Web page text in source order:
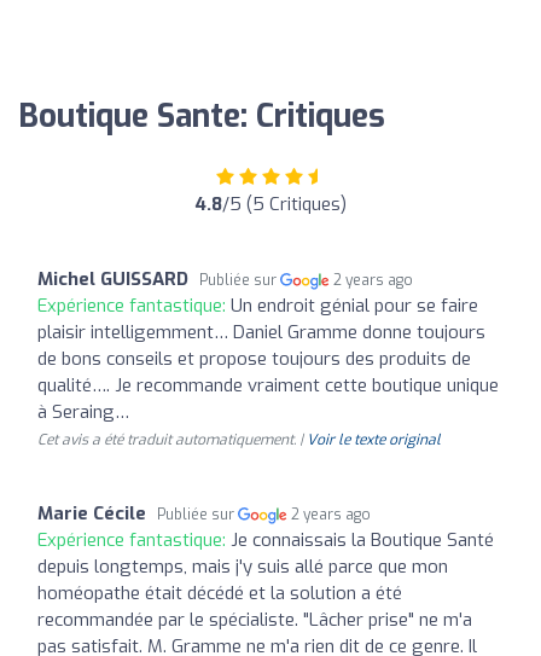
Boutique Sante: Critiques
4.8/5 (5 Critiques)
Michel GUISSARD Publiée sur 2 years ago
Expérience fantastique: Un endroit génial pour se faire
plaisir intelligemment… Daniel Gramme donne toujours
de bons conseils et propose toujours des produits de
qualité…. Je recommande vraiment cette boutique unique
à Seraing…
Cet avis a été traduit automatiquement. | Voir le texte original
Marie Cécile Publiée sur 2 years ago
Expérience fantastique: Je connaissais la Boutique Santé
depuis longtemps, mais j'y suis allé parce que mon
homéopathe était décédé et la solution a été
recommandée par le spécialiste. "Lâcher prise" ne m'a
pas satisfait. M. Gramme ne m'a rien dit de ce genre. Il